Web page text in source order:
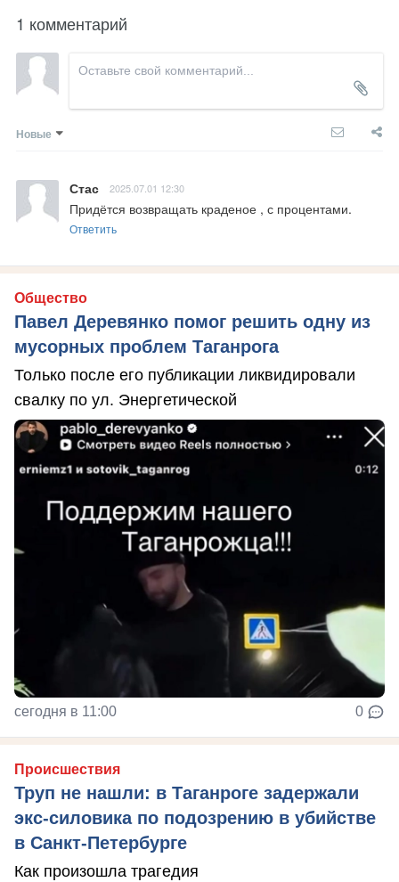
1 комментарий
Новые
Стас 2025.07.01 12:30
Придётся возвращать краденое , с процентами.
Ответить
Общество
Павел Деревянко помог решить одну из
мусорных проблем Таганрога
Только после его публикации ликвидировали
свалку по ул. Энергетической
сегодня в 11:00 0
Происшествия
Труп не нашли: в Таганроге задержали
экс-силовика по подозрению в убийстве
в Санкт-Петербурге
Как произошла трагедия